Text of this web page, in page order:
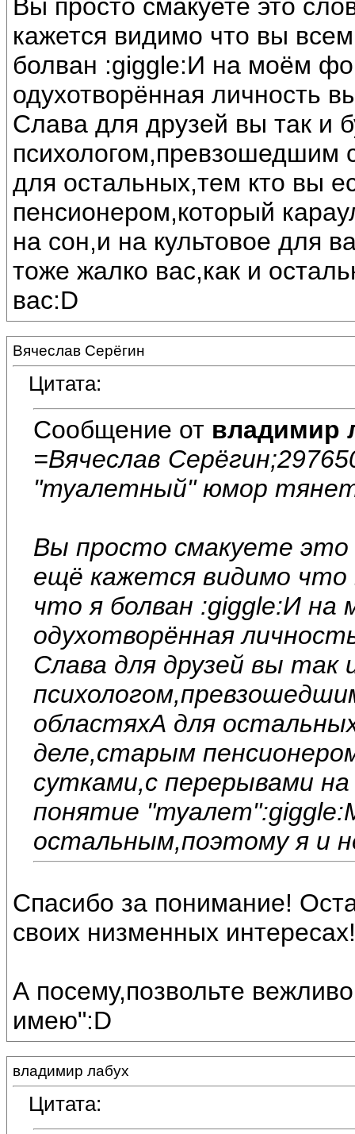
Вы просто смакуете это
кажется видимо что вы
болван :giggle:И на моём
одухотворённая личность
Слава для друзей вы так и
психологом,превзошедшим
для остальных,тем кто вы
пенсионером,который
на сон,и на культовое для
тоже жалко вас,как и
вас:D
Вячеслав Серёгин
Цитата:
Сообщение от владимир
=Вячеслав
"туалетный" юмор
Вы просто смакуете
ещё кажется видимо
что я болван :giggle:И на
одухотворённая
Слава для друзей вы
областяхА для
деле,старым
сутками,с перерывами
понятие
остальным,поэтому я и
Спасибо за понимание!
своих низменных интересах!
А посему,позвольте
имею":D
владимир лабух
Цитата: